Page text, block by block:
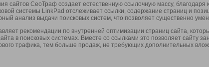
сайтов СеоТраф создает естественную ссылочную массу,
системы LinkPad отслеживает ссылки, содержание страниц и
анализ выдачи поисковых систем, что позволяет существенно
рекомендации по внутренней оптимизации страниц сайта,
в поисковых системах. Вместе со ссылками это позволяет сайту
трафика, тем больше продаж, не требующих дополнительных